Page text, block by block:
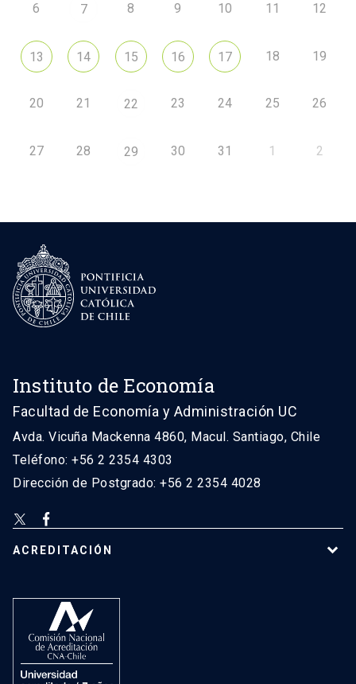
6 7 8 9 10 11 12
13 14 15 16 17 18 19
20 21 22 23 24 25 26
27 28 29 30 31 1 2
Instituto de Economía
Facultad de Economía y Administración UC
Avda. Vicuña Mackenna 4860, Macul. Santiago, Chile
Teléfono: +56 2 2354 4303
Dirección de Postgrado: +56 2 2354 4028
ACREDITACIÓN